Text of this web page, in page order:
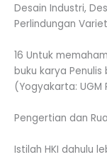
Desain Industri,
Perlindungan
16 Untuk
buku karya Penulis
(Yogyakarta: UGM
Pengertian dan
Istilah HKI dahulu